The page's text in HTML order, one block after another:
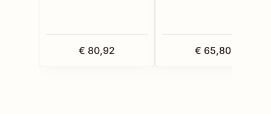
€ 80,92 € 65,80